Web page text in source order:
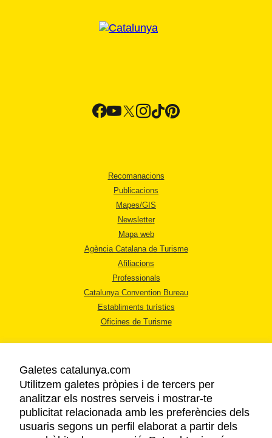
Recomanacions
Publicacions
Mapes/GIS
Newsletter
Mapa web
Agència Catalana de Turisme
Afiliacions
Professionals
Catalunya Convention Bureau
Establiments turístics
Oficines de Turisme
AVÍS LEGAL
POLÍTICA DE PRIVACITAT
Galetes catalunya.com
Utilitzem galetes pròpies i de tercers per
analitzar els nostres serveis i mostrar-te
publicitat relacionada amb les preferències dels
usuaris segons un perfil elaborat a partir dels